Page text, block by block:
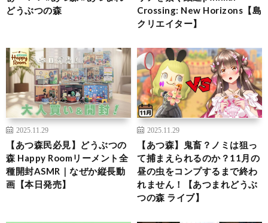
どうぶつの森
Crossing: New Horizons【島
クリエイター】
2025.11.29
【あつ森民必見】どうぶつの
森 Happy Roomリーメント全
種開封ASMR｜なぜか縦長動
画【本日発売】
2025.11.29
【あつ森】鬼畜？ノミは狙っ
て捕まえられるのか？11月の
昼の虫をコンプするまで終わ
れません！【あつまれどうぶ
つの森 ライブ】